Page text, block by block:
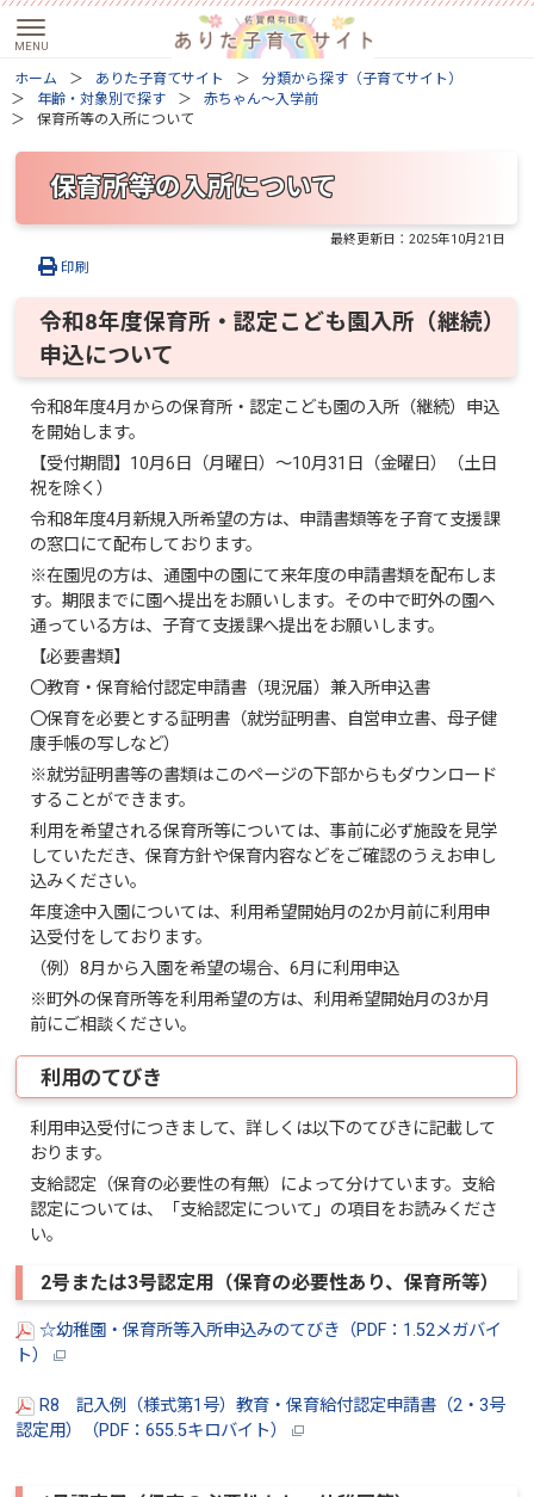
ホーム ありた子育てサイト
分類から探す（子育てサイト）
年齢・対象別で探す
赤ちゃん～入学前
保育所等の入所について
保育所等の入所について
最終更新日：2025年10月21日
印刷
令和8年度保育所・認定こども園入所（継続）
申込について
令和8年度4月からの保育所・認定こども園の入所（継続）申込
を開始します。
【受付期間】10月6日（月曜日）～10月31日（金曜日）（土日
祝を除く）
令和8年度4月新規入所希望の方は、申請書類等を子育て支援課
の窓口にて配布しております。
※在園児の方は、通園中の園にて来年度の申請書類を配布しま
す。期限までに園へ提出をお願いします。その中で町外の園へ
通っている方は、子育て支援課へ提出をお願いします。
【必要書類】
〇教育・保育給付認定申請書（現況届）兼入所申込書
〇保育を必要とする証明書（就労証明書、自営申立書、母子健
康手帳の写しなど）
※就労証明書等の書類はこのページの下部からもダウンロード
することができます。
利用を希望される保育所等については、事前に必ず施設を見学
していただき、保育方針や保育内容などをご確認のうえお申し
込みください。
年度途中入園については、利用希望開始月の2か月前に利用申
込受付をしております。
（例）8月から入園を希望の場合、6月に利用申込
※町外の保育所等を利用希望の方は、利用希望開始月の3か月
前にご相談ください。
利用のてびき
利用申込受付につきまして、詳しくは以下のてびきに記載して
おります。
支給認定（保育の必要性の有無）によって分けています。支給
認定については、「支給認定について」の項目をお読みくださ
い。
2号または3号認定用（保育の必要性あり、保育所等）
☆幼稚園・保育所等入所申込みのてびき（PDF：1.52メガバイ
ト）
R8 記入例（様式第1号）教育・保育給付認定申請書（2・3号
認定用）（PDF：655.5キロバイト）